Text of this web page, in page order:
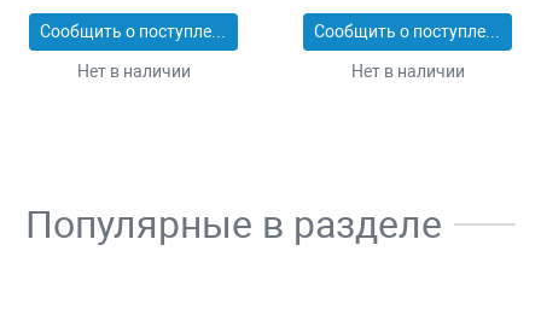
Сообщить о поступлении
Нет в наличии
Сообщить о поступлении
Нет в наличии
Популярные в разделе